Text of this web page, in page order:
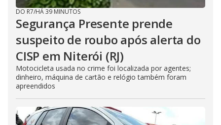
DO R7/HÁ 39 MINUTOS
Segurança Presente prende
suspeito de roubo após alerta do
CISP em Niterói (RJ)
Motocicleta usada no crime foi localizada por agentes;
dinheiro, máquina de cartão e relógio também foram
apreendidos